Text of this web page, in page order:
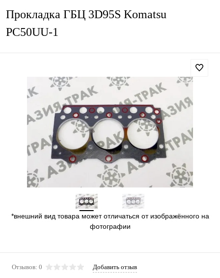
Прокладка ГБЦ 3D95S Komatsu
PC50UU-1
*внешний вид товара может отличаться от изображённого на
фотографии
Отзывов: 0 Добавить отзыв